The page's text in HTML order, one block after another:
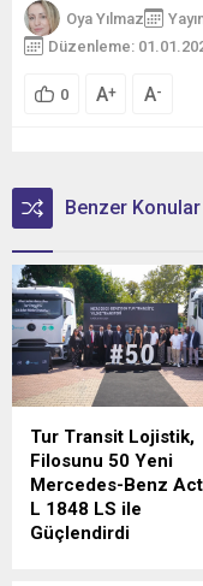
Oya Yılmaz
Düzenleme:
0 A+ A-
Benzer Konular
Tur Transit Lojistik,
Filosunu 50 Yeni
Mercedes-Benz
L 1848 LS ile
Güçlendirdi